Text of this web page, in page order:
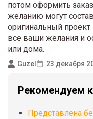
потом оформить
желанию могут
оригинальный проект
все ваши желания и
или дома.
Guzel 23 декабря
Рекомендуем
Представлена